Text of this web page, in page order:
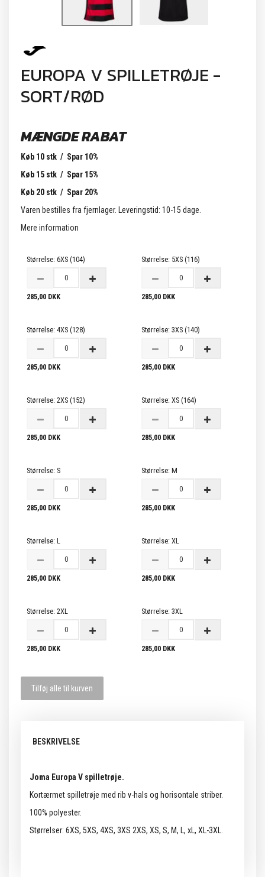
EUROPA V SPILLETRØJE -
SORT/RØD
MÆNGDE RABAT
Køb 10 stk / Spar 10%
Køb 15 stk / Spar 15%
Køb 20 stk / Spar 20%
Varen bestilles fra fjernlager. Leveringstid: 10-15 dage.
Mere information
Størrelse: 6XS (104)
285,00 DKK
Størrelse: 5XS (116)
285,00 DKK
Størrelse: 4XS (128)
285,00 DKK
Størrelse: 3XS (140)
285,00 DKK
Størrelse: 2XS (152)
285,00 DKK
Størrelse: XS (164)
285,00 DKK
Størrelse: S
285,00 DKK
Størrelse: M
285,00 DKK
Størrelse: L
285,00 DKK
Størrelse: XL
285,00 DKK
Størrelse: 2XL
285,00 DKK
Størrelse: 3XL
285,00 DKK
Tilføj alle til kurven
BESKRIVELSE
Joma Europa V spilletrøje.
Kortærmet spilletrøje med rib v-hals og horisontale striber.
100% polyester.
Størrelser: 6XS, 5XS, 4XS, 3XS 2XS, XS, S, M, L, xL, XL-3XL.